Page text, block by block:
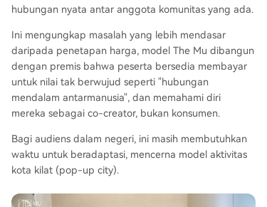
hubungan nyata antar anggota komunitas yang ada.
Ini mengungkap masalah yang lebih mendasar
daripada penetapan harga, model The Mu dibangun
dengan premis bahwa peserta bersedia membayar
untuk nilai tak berwujud seperti "hubungan
mendalam antarmanusia", dan memahami diri
mereka sebagai co-creator, bukan konsumen.
Bagi audiens dalam negeri, ini masih membutuhkan
waktu untuk beradaptasi, mencerna model aktivitas
kota kilat (pop-up city).